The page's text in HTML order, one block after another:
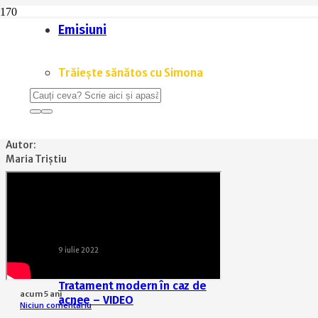
Emisiuni
Trăiește sănătos cu Simona
9 iulie 2022
Tratament modern în caz de
acnee – VIDEO
SĂNĂTATE,TRĂIEȘTE SĂNĂTOS CU SIMONA
Terapia cu ozon, adjuvant în
Autor:
Maria Triștiu
acum 5 ani
Niciun comentariu